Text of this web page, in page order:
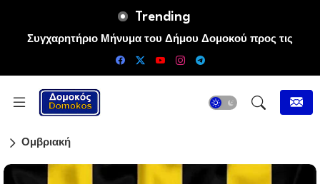
Trending
Συγχαρητήριο Μήνυμα του Δήμου Δομοκού προς τις
Πρωταθλήτριες Ευρώπης Άννα-Μαρία και Ειρήνη-Μαρίνα
Ομβριακή